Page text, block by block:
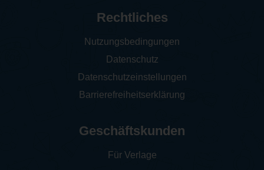
Rechtliches
Nutzungsbedingungen
Datenschutz
Datenschutzeinstellungen
Barrierefreiheitserklärung
Geschäftskunden
Für Verlage